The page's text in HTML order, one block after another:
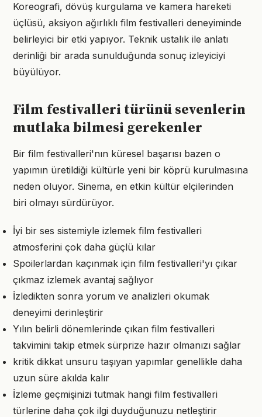
Koreografi, dövüş kurgulama ve kamera hareketi
üçlüsü, aksiyon ağırlıklı film festivalleri deneyiminde
belirleyici bir etki yapıyor. Teknik ustalık ile anlatı
derinliği bir arada sunulduğunda sonuç izleyiciyi
büyülüyor.
Film festivalleri türünü sevenlerin
mutlaka bilmesi gerekenler
Bir film festivalleri'nın küresel başarısı bazen o
yapımın üretildiği kültürle yeni bir köprü kurulmasına
neden oluyor. Sinema, en etkin kültür elçilerinden
biri olmayı sürdürüyor.
İyi bir ses sistemiyle izlemek film festivalleri
atmosferini çok daha güçlü kılar
Spoilerlardan kaçınmak için film festivalleri'yı çıkar
çıkmaz izlemek avantaj sağlıyor
İzledikten sonra yorum ve analizleri okumak
deneyimi derinleştirir
Yılın belirli dönemlerinde çıkan film festivalleri
takvimini takip etmek sürprize hazır olmanızı sağlar
kritik dikkat unsuru taşıyan yapımlar genellikle daha
uzun süre akılda kalır
İzleme geçmişinizi tutmak hangi film festivalleri
türlerine daha çok ilgi duyduğunuzu netleştirir